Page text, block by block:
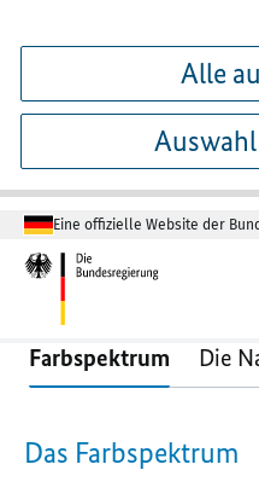
Alle
Eine offizielle Website der
Farbspektrum Die
Das Farbspektrum